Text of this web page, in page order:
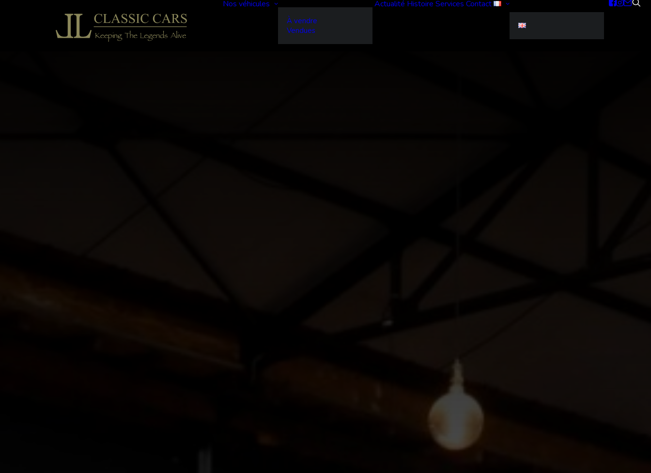
Nos véhicules
À vendre
Vendues
Actualité Histoire Services Contact